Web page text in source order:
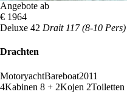
Angebote ab
€ 1964
Deluxe 42 Drait 117 (8-10 Pers)
Drachten
MotoryachtBareboat2011
4Kabinen 8 + 2Kojen 2Toiletten